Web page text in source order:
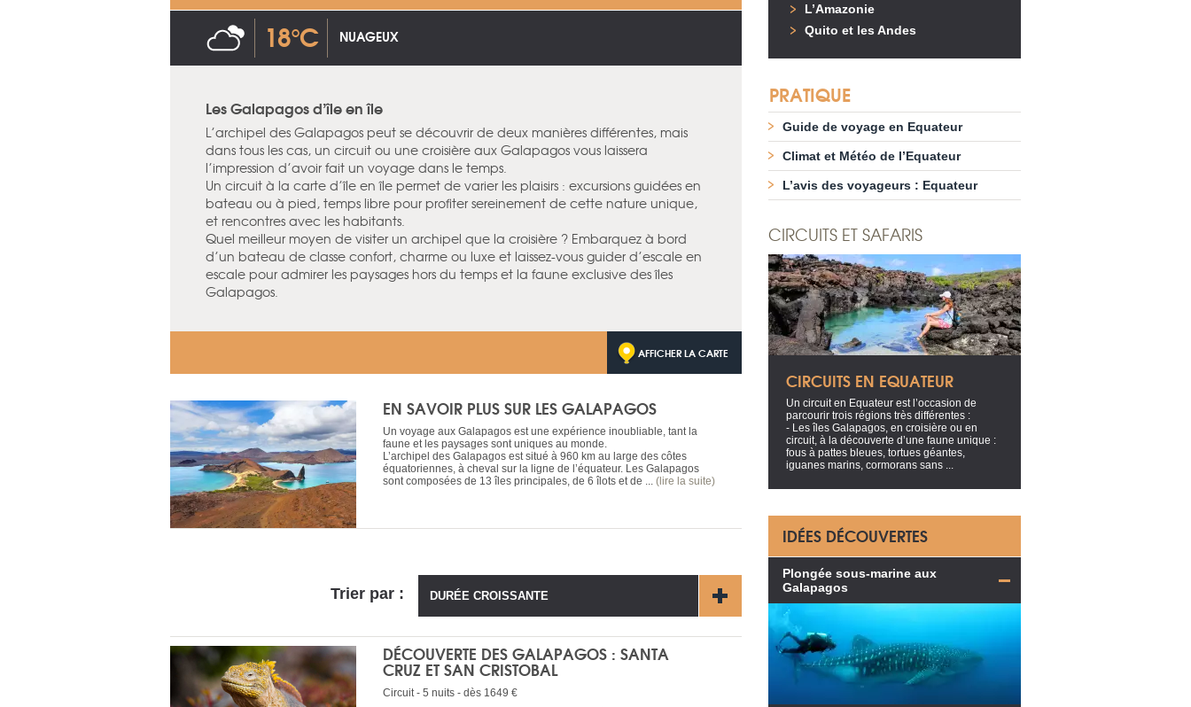
18°C NUAGEUX
Les Galapagos d’île en île
L’archipel des Galapagos peut se découvrir de deux manières différentes, mais
dans tous les cas, un circuit ou une croisière aux Galapagos vous laissera
l’impression d’avoir fait un voyage dans le temps.
Un circuit à la carte d’île en île permet de varier les plaisirs : excursions guidées en
bateau ou à pied, temps libre pour profiter sereinement de cette nature unique,
et rencontres avec les habitants.
Quel meilleur moyen de visiter un archipel que la croisière ? Embarquez à bord
d’un bateau de classe confort, charme ou luxe et laissez-vous guider d’escale en
escale pour admirer les paysages hors du temps et la faune exclusive des îles
Galapagos.
AFFICHER LA CARTE
EN SAVOIR PLUS SUR LES GALAPAGOS
Un voyage aux Galapagos est une expérience inoubliable, tant la
faune et les paysages sont uniques au monde.
L’archipel des Galapagos est situé à 960 km au large des côtes
équatoriennes, à cheval sur la ligne de l’équateur. Les Galapagos
sont composées de 13 îles principales, de 6 îlots et de ... (lire la suite)
Trier par : DURÉE CROISSANTE
DÉCOUVERTE DES GALAPAGOS : SANTA
CRUZ ET SAN CRISTOBAL
Circuit - 5 nuits - dès 1649 €
L’Amazonie
Quito et les Andes
PRATIQUE
Guide de voyage en Equateur
Climat et Météo de l’Equateur
L’avis des voyageurs : Equateur
CIRCUITS ET SAFARIS
CIRCUITS EN EQUATEUR
Un circuit en Equateur est l’occasion de
parcourir trois régions très différentes :
- Les îles Galapagos, en croisière ou en
circuit, à la découverte d’une faune unique :
fous à pattes bleues, tortues géantes,
iguanes marins, cormorans sans ...
IDÉES DÉCOUVERTES
Plongée sous-marine aux
Galapagos